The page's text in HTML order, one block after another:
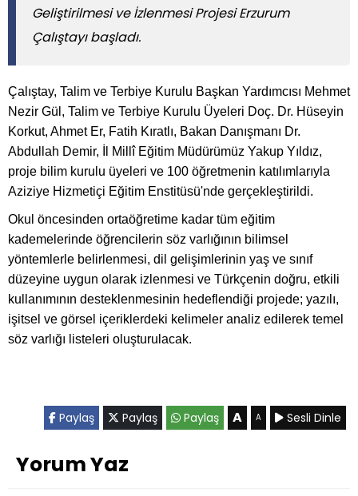
Geliştirilmesi ve İzlenmesi Projesi Erzurum
Çalıştayı başladı.
Çalıştay, Talim ve Terbiye Kurulu Başkan Yardımcısı Mehmet
Nezir Gül, Talim ve Terbiye Kurulu Üyeleri Doç. Dr. Hüseyin
Korkut, Ahmet Er, Fatih Kıratlı, Bakan Danışmanı Dr.
Abdullah Demir, İl Millî Eğitim Müdürümüz Yakup Yıldız,
proje bilim kurulu üyeleri ve 100 öğretmenin katılımlarıyla
Aziziye Hizmetiçi Eğitim Enstitüsü'nde gerçekleştirildi.
Okul öncesinden ortaöğretime kadar tüm eğitim
kademelerinde öğrencilerin söz varlığının bilimsel
yöntemlerle belirlenmesi, dil gelişimlerinin yaş ve sınıf
düzeyine uygun olarak izlenmesi ve Türkçenin doğru, etkili
kullanımının desteklenmesinin hedeflendiği projede; yazılı,
işitsel ve görsel içeriklerdeki kelimeler analiz edilerek temel
söz varlığı listeleri oluşturulacak.
Paylaş Paylaş Paylaş A A Sesli Dinle
Yorum Yaz